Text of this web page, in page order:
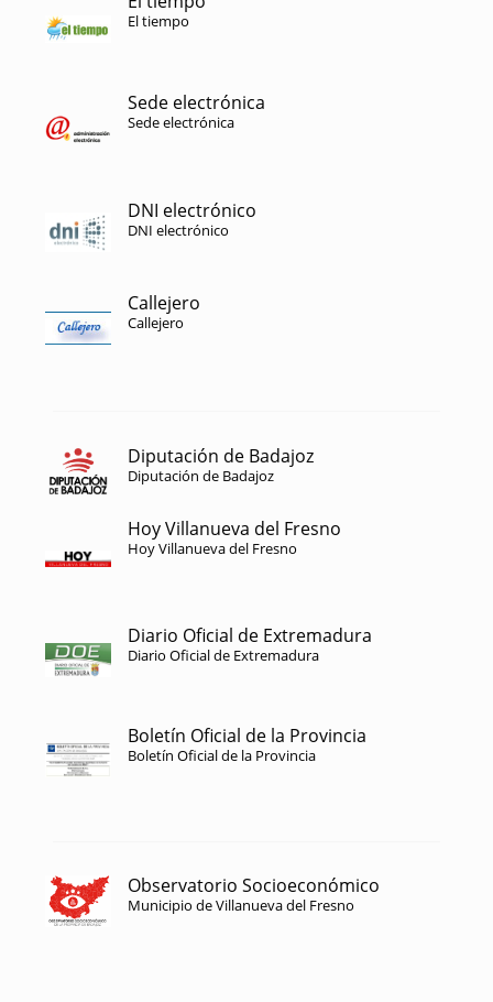
El tiempo
Sede electrónica
Sede electrónica
DNI electrónico
DNI electrónico
Callejero
Callejero
Diputación de Badajoz
Diputación de Badajoz
Hoy Villanueva del Fresno
Hoy Villanueva del Fresno
Diario Oficial de Extremadura
Diario Oficial de Extremadura
Boletín Oficial de la Provincia
Boletín Oficial de la Provincia
Observatorio Socioeconómico
Municipio de Villanueva del Fresno